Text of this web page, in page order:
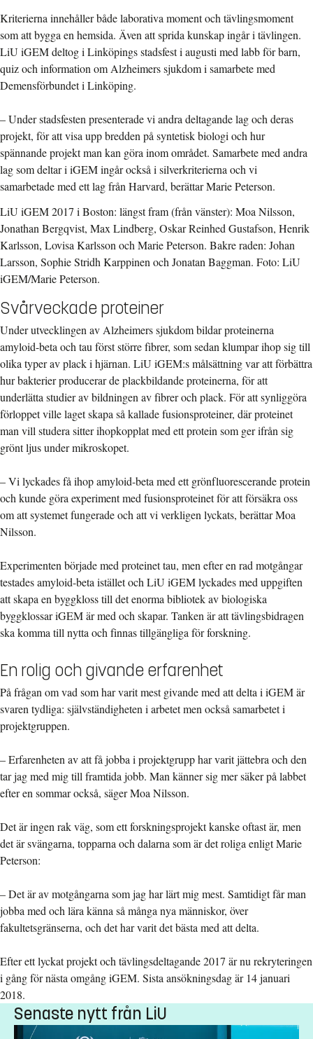
Kriterierna innehåller både laborativa moment och tävlingsmoment
som att bygga en hemsida. Även att sprida kunskap ingår i tävlingen.
LiU iGEM deltog i Linköpings stadsfest i augusti med labb för barn,
quiz och information om Alzheimers sjukdom i samarbete med
Demensförbundet i Linköping.
– Under stadsfesten presenterade vi andra deltagande lag och deras
projekt, för att visa upp bredden på syntetisk biologi och hur
spännande projekt man kan göra inom området. Samarbete med andra
lag som deltar i iGEM ingår också i silverkriterierna och vi
samarbetade med ett lag från Harvard, berättar Marie Peterson.
LiU iGEM 2017 i Boston: längst fram (från vänster): Moa Nilsson,
Jonathan Bergqvist, Max Lindberg, Oskar Reinhed Gustafson, Henrik
Karlsson, Lovisa Karlsson och Marie Peterson. Bakre raden: Johan
Larsson, Sophie Stridh Karppinen och Jonatan Baggman. Foto: LiU
iGEM/Marie Peterson.
Svårveckade proteiner
Under utvecklingen av Alzheimers sjukdom bildar proteinerna
amyloid-beta och tau först större fibrer, som sedan klumpar ihop sig till
olika typer av plack i hjärnan. LiU iGEM:s målsättning var att förbättra
hur bakterier producerar de plackbildande proteinerna, för att
underlätta studier av bildningen av fibrer och plack. För att synliggöra
förloppet ville laget skapa så kallade fusionsproteiner, där proteinet
man vill studera sitter ihopkopplat med ett protein som ger ifrån sig
grönt ljus under mikroskopet.
– Vi lyckades få ihop amyloid-beta med ett grönfluorescerande protein
och kunde göra experiment med fusionsproteinet för att försäkra oss
om att systemet fungerade och att vi verkligen lyckats, berättar Moa
Nilsson.
Experimenten började med proteinet tau, men efter en rad motgångar
testades amyloid-beta istället och LiU iGEM lyckades med uppgiften
att skapa en byggkloss till det enorma bibliotek av biologiska
byggklossar iGEM är med och skapar. Tanken är att tävlingsbidragen
ska komma till nytta och finnas tillgängliga för forskning.
En rolig och givande erfarenhet
På frågan om vad som har varit mest givande med att delta i iGEM är
svaren tydliga: självständigheten i arbetet men också samarbetet i
projektgruppen.
– Erfarenheten av att få jobba i projektgrupp har varit jättebra och den
tar jag med mig till framtida jobb. Man känner sig mer säker på labbet
efter en sommar också, säger Moa Nilsson.
Det är ingen rak väg, som ett forskningsprojekt kanske oftast är, men
det är svängarna, topparna och dalarna som är det roliga enligt Marie
Peterson:
– Det är av motgångarna som jag har lärt mig mest. Samtidigt får man
jobba med och lära känna så många nya människor, över
fakultetsgränserna, och det har varit det bästa med att delta.
Efter ett lyckat projekt och tävlingsdeltagande 2017 är nu rekryteringen
i gång för nästa omgång iGEM. Sista ansökningsdag är 14 januari
2018.
Senaste nytt från LiU